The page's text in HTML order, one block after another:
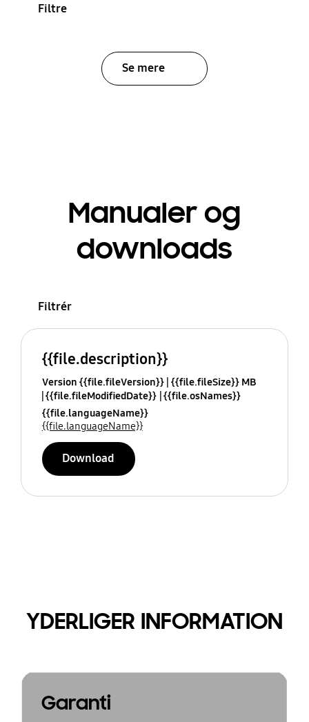
Filtre
Se mere
Manualer og
downloads
Filtrér
{{file.description}}
Version {{file.fileVersion}} {{file.fileSize}} MB
{{file.fileModifiedDate}} {{file.osNames}}
{{file.languageName}}
{{file.languageName}}
Download
YDERLIGER INFORMATION
Garanti